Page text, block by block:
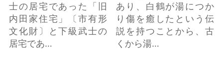
士の居宅であった「旧
内田家住宅」〔市有形
文化財〕と下級武士の
居宅であ…
あり、白鶴が湯につか
り傷を癒したという伝
説を持つことから、古
くから湯…